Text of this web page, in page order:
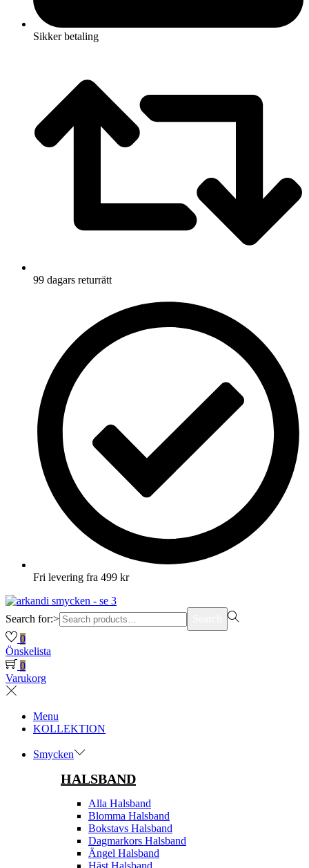
Sikker betaling
99 dagars returrätt
Fri levering fra 499 kr
Search for:>
0
Önskelista
0
Varukorg
Menu
KOLLEKTION
Smycken
HALSBAND
Alla Halsband
Blomma Halsband
Bokstavs Halsband
Dagmarkors Halsband
Ängel Halsband
Häst Halsband